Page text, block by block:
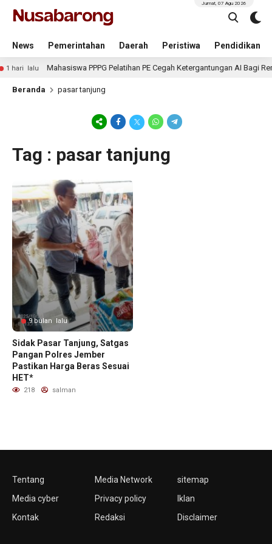
News Pemerintahan Daerah Peristiwa Pendidikan
Jumat, 07 Agu 2026
1 hari lalu Mahasiswa PPPG Pelatihan PE Cegah Ketergantungan AI Bagi
Beranda pasar tanjung
Tag : pasar tanjung
9 bulan lalu
Sidak Pasar Tanjung, Satgas
Pangan Polres Jember
Pastikan Harga Beras Sesuai
HET*
218 salman
Tentang
Media cyber
Kontak
Media Network
Privacy policy
Redaksi
sitemap
Iklan
Disclaimer